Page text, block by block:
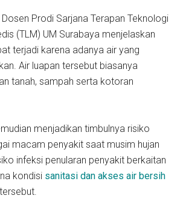
Prodi Sarjana Terapan Teknologi
(TLM) UM Surabaya menjelaskan
terjadi karena adanya air yang
Air luapan tersebut biasanya
tanah, sampah serta kotoran
menjadikan timbulnya risiko
macam penyakit saat musim hujan
infeksi penularan penyakit berkaitan
kondisi sanitasi dan akses air bersih